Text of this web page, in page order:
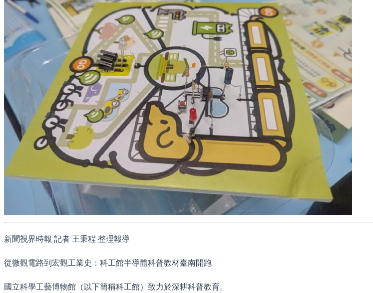
新聞視界時報 記者 王秉程 整理報導
從微觀電路到宏觀工業史：科工館半導體科普教材臺南開跑
國立科學工藝博物館（以下簡稱科工館）致力於深耕科普教育。